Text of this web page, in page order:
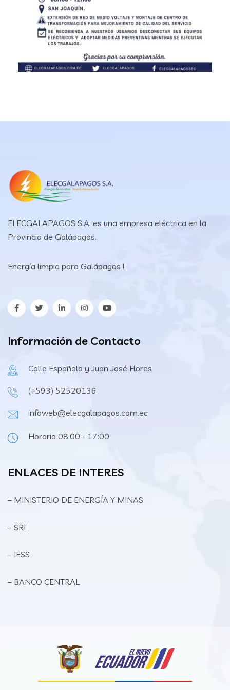
ELECGALAPAGOS S.A. es una empresa eléctrica en la
Provincia de Galápagos.
Energía limpia para Galápagos !
Información de Contacto
Calle Española y Juan José Flores
(+593) 52520136
infoweb@elecgalapagos.com.ec
Horario 08:00 - 17:00
ENLACES DE INTERES
– MINISTERIO DE ENERGÍA Y MINAS
– SRI
– IESS
– BANCO CENTRAL